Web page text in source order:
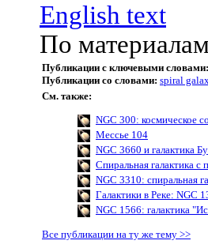
English text
По материалам
Публикации с ключевыми словами:
Публикации со словами: spiral
См. также:
NGC 300: космическое
Мессье 104
NGC 3660 и галактика
Спиральная галактика
NGC 3310: спиральная
Галактики в Реке: NGC
NGC 1566: галактика
Все публикации на ту же тему >>